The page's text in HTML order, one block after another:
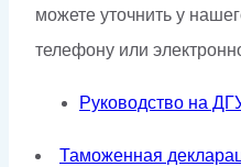
можете уточнить у
телефону или
Руководство на
Таможенная